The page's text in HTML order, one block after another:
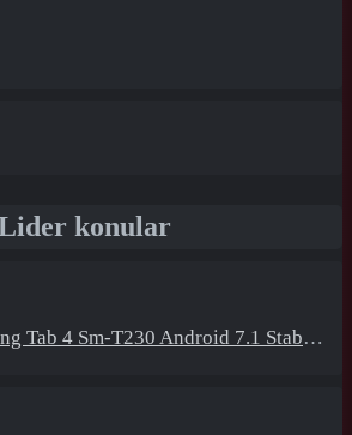
konular
4 Sm-T230 Android 7.1 Stabil Eba Destekli Yazılım